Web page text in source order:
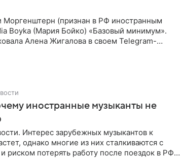
Моргенштерн (признан в РФ иностранным
Boyka (Мария Бойко) «Базовый минимум».
Алена Жигалова в своем Telegram-
иностранные музыканты не
Интерес зарубежных музыкантов к
однако многие из них сталкиваются с
риском потерять работу после поездок в РФ,